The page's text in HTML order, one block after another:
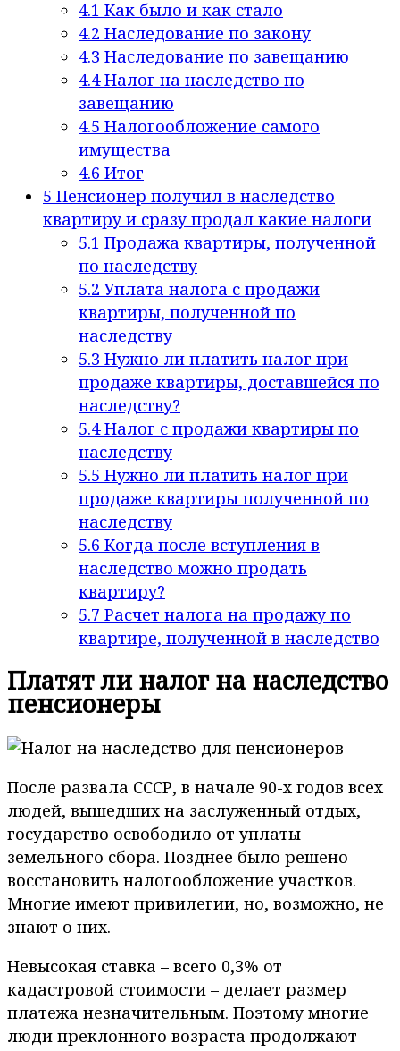
4.1 Как было и как стало
4.2 Наследование по закону
4.3 Наследование по завещанию
4.4Налог на наследство по
завещанию
4.5 Налогообложение самого
имущества
4.6 Итог
5 Пенсионер получил в наследство
квартиру и сразу продал какие налоги
5.1 Продажа квартиры, полученной
по наследству
5.2 Уплата налога с продажи
квартиры, полученной по
наследству
5.3 Нужно ли платить налог при
продаже квартиры, доставшейся по
наследству?
5.4Налог с продажи квартиры по
наследству
5.5 Нужно ли платить налог при
продаже квартиры полученной по
наследству
5.6 Когда после вступления в
наследство можно продать
квартиру?
5.7 Расчет налога на продажу по
квартире, полученной в наследство
Платят ли налог на наследство
пенсионеры
После развала СССР, в начале 90-х годов всех
людей, вышедших на заслуженный отдых,
государство освободило от уплаты
земельного сбора. Позднее было решено
восстановить налогообложение участков.
Многие имеют привилегии, но, возможно, не
знают о них.
Невысокая ставка – всего 0,3% от
кадастровой стоимости – делает размер
платежа незначительным. Поэтому многие
люди преклонного возраста продолжают